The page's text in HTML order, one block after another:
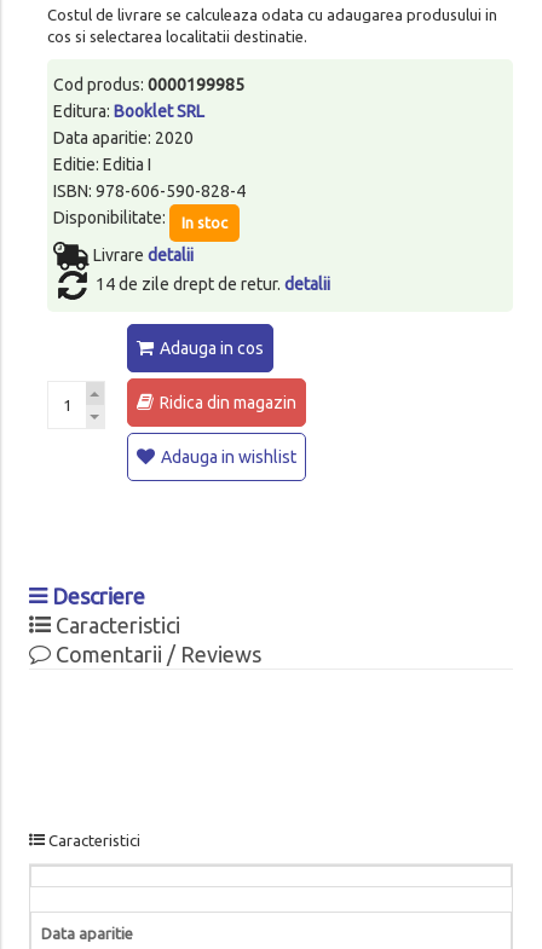
Costul de livrare se calculeaza odata cu adaugarea produsului in
cos si selectarea localitatii destinatie.
Cod produs: 0000199985
Editura: Booklet SRL
Data aparitie: 2020
Editie: Editia I
ISBN: 978-606-590-828-4
Disponibilitate:
In stoc
Livrare detalii
14 de zile drept de retur. detalii
Adauga in cos
Ridica din magazin
Adauga in wishlist
Descriere
Caracteristici
Comentarii / Reviews
Caracteristici
Data aparitie